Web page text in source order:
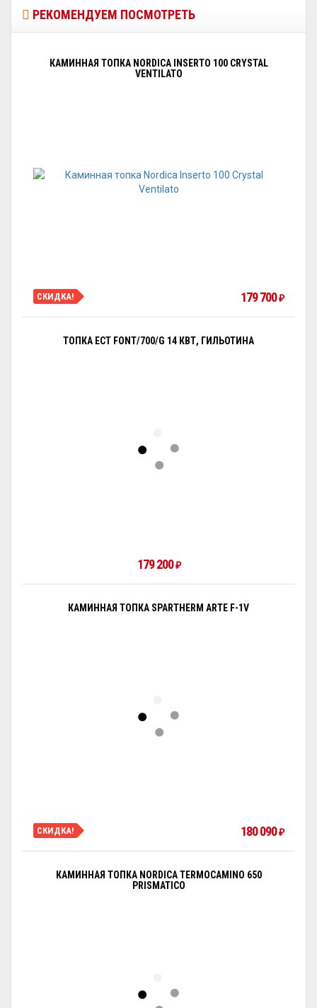
РЕКОМЕНДУЕМ ПОСМОТРЕТЬ
КАМИННАЯ ТОПКА NORDICA INSERTO 100 CRYSTAL
VENTILATO
СКИДКА! 179 700₽
ТОПКА ECT FONT/700/G 14 КВТ, ГИЛЬОТИНА
179 200₽
КАМИННАЯ ТОПКА SPARTHERM ARTE F-1V
СКИДКА! 180 090₽
КАМИННАЯ ТОПКА NORDICA TERMOCAMINO 650
PRISMATICO